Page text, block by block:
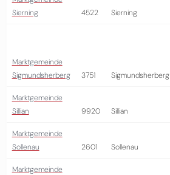
Sierning
4522 Sierning
Marktgemeinde
Sigmundsherberg
3751 Sigmundsherberg
Marktgemeinde
Sillian
9920 Sillian
Marktgemeinde
Sollenau
2601 Sollenau
Marktgemeinde